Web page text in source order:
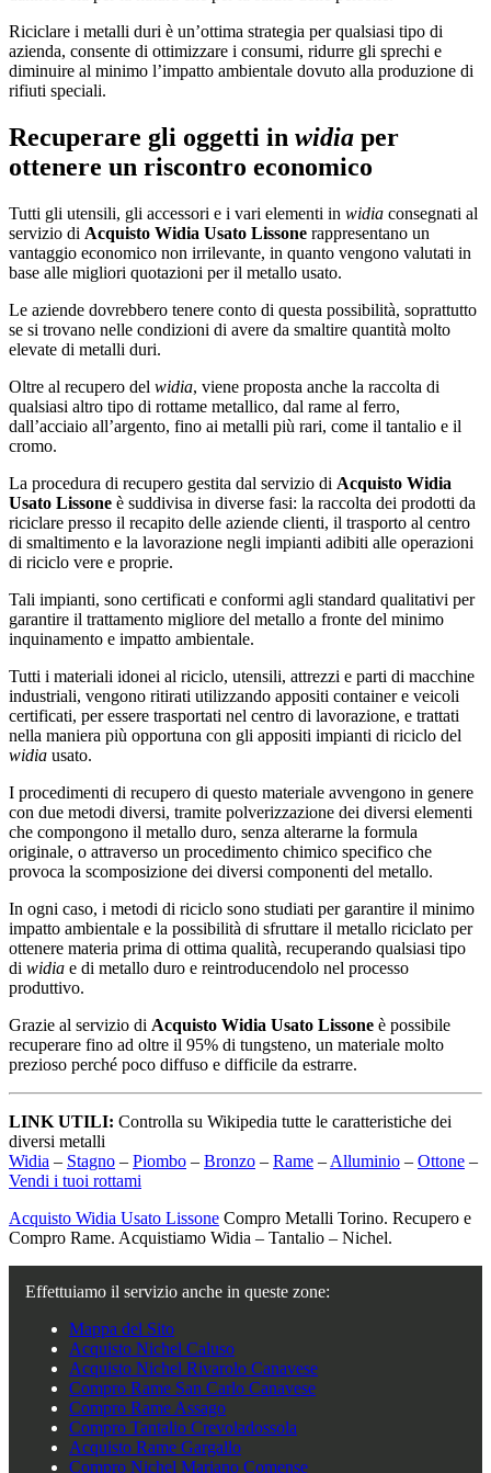
Riciclare i metalli duri è un’ottima strategia per qualsiasi tipo di
azienda, consente di ottimizzare i consumi, ridurre gli sprechi e
diminuire al minimo l’impatto ambientale dovuto alla produzione di
rifiuti speciali.
Recuperare gli oggetti in widia per
ottenere un riscontro economico
Tutti gli utensili, gli accessori e i vari elementi in widia consegnati al
servizio di Acquisto Widia Usato Lissone rappresentano un
vantaggio economico non irrilevante, in quanto vengono valutati in
base alle migliori quotazioni per il metallo usato.
Le aziende dovrebbero tenere conto di questa possibilità, soprattutto
se si trovano nelle condizioni di avere da smaltire quantità molto
elevate di metalli duri.
Oltre al recupero del widia, viene proposta anche la raccolta di
qualsiasi altro tipo di rottame metallico, dal rame al ferro,
dall’acciaio all’argento, fino ai metalli più rari, come il tantalio e il
cromo.
La procedura di recupero gestita dal servizio di Acquisto Widia
Usato Lissone è suddivisa in diverse fasi: la raccolta dei prodotti da
riciclare presso il recapito delle aziende clienti, il trasporto al centro
di smaltimento e la lavorazione negli impianti adibiti alle operazioni
di riciclo vere e proprie.
Tali impianti, sono certificati e conformi agli standard qualitativi per
garantire il trattamento migliore del metallo a fronte del minimo
inquinamento e impatto ambientale.
Tutti i materiali idonei al riciclo, utensili, attrezzi e parti di macchine
industriali, vengono ritirati utilizzando appositi container e veicoli
certificati, per essere trasportati nel centro di lavorazione, e trattati
nella maniera più opportuna con gli appositi impianti di riciclo del
widia usato.
I procedimenti di recupero di questo materiale avvengono in genere
con due metodi diversi, tramite polverizzazione dei diversi elementi
che compongono il metallo duro, senza alterarne la formula
originale, o attraverso un procedimento chimico specifico che
provoca la scomposizione dei diversi componenti del metallo.
In ogni caso, i metodi di riciclo sono studiati per garantire il minimo
impatto ambientale e la possibilità di sfruttare il metallo riciclato per
ottenere materia prima di ottima qualità, recuperando qualsiasi tipo
di widia e di metallo duro e reintroducendolo nel processo
produttivo.
Grazie al servizio di Acquisto Widia Usato Lissone è possibile
recuperare fino ad oltre il 95% di tungsteno, un materiale molto
prezioso perché poco diffuso e difficile da estrarre.
LINK UTILI: Controlla su Wikipedia tutte le caratteristiche dei
diversi metalli
Widia – Stagno – Piombo – Bronzo – Rame – Alluminio – Ottone –
Vendi i tuoi rottami
Acquisto Widia Usato Lissone Compro Metalli Torino. Recupero e
Compro Rame. Acquistiamo Widia – Tantalio – Nichel.
Effettuiamo il servizio anche in queste zone:
Mappa del Sito
Acquisto Nichel Caluso
Acquisto Nichel Rivarolo Canavese
Compro Rame San Carlo Canavese
Compro Rame Assago
Compro Tantalio Crevoladossola
Acquisto Rame Gargallo
Compro Nichel Mariano Comense